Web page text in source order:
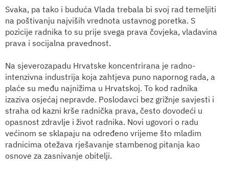
Svaka, pa tako i buduća Vlada trebala bi svoj rad temeljiti
na poštivanju najviših vrednota ustavnog poretka. S
pozicije radnika to su prije svega prava čovjeka, vladavina
prava i socijalna pravednost.
Na sjeverozapadu Hrvatske koncentrirana je radno-
intenzivna industrija koja zahtjeva puno napornog rada, a
plaće su među najnižima u Hrvatskoj. To kod radnika
izaziva osjećaj nepravde. Poslodavci bez grižnje savjesti i
straha od kazni krše radnička prava, često dovodeći u
opasnost zdravlje i život radnika. Novi ugovori o radu
većinom se sklapaju na određeno vrijeme što mladim
radnicima otežava rješavanje stambenog pitanja kao
osnove za zasnivanje obitelji.